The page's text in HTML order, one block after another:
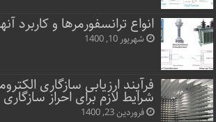
انواع ترانسفورمرها و کاربرد
شهریور 10, 1400
فرآیند ارزیابی سازگاری
شرایط لازم برای احراز سازگاری
فروردین 23, 1400